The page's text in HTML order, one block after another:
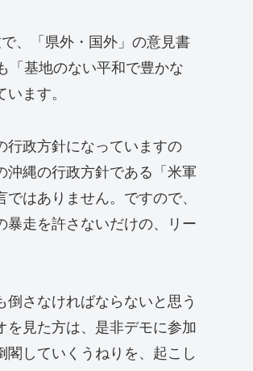
、「県外・国外」の意見書
「基地のない平和で豊かな
ます。
行政方針になっていますの
縄の行政方針である「米軍
はありません。ですので、
走を許さないだけの、リー
さなければならないと思う
見た方は、是非デモに参加
していくうねりを、起こし